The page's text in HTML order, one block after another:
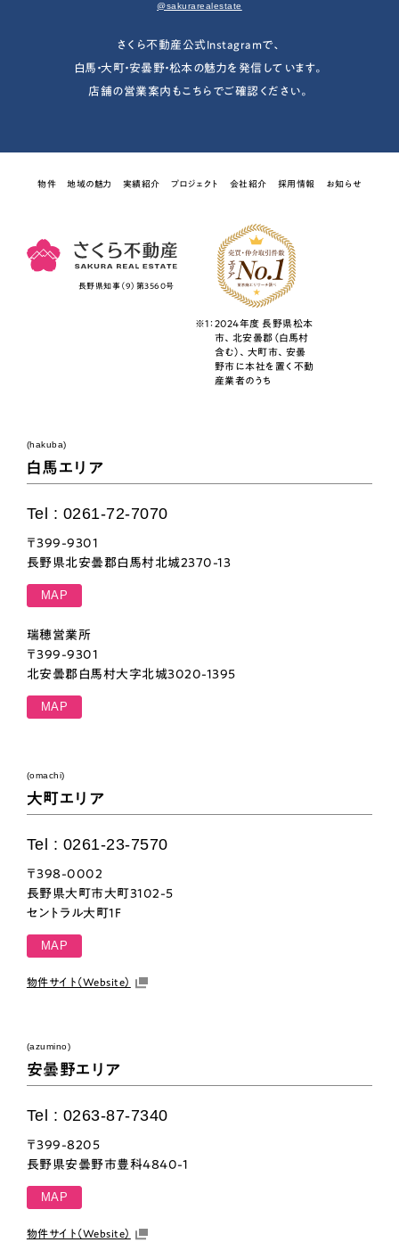
@sakurarealestate
さくら不動産公式Instagramで、
白馬・大町・安曇野・松本の魅力を発信しています。
店舗の営業案内もこちらでご確認ください。
物件 地域の魅力 実績紹介 プロジェクト 会社紹介 採用情報 お知らせ
長野県知事（9）第3560号
※1：2024年度 長野県松本
市、北安曇郡（白馬村
含む）、大町市、安曇
野市に本社を置く不動
産業者のうち
(hakuba)
白馬エリア
Tel : 0261-72-7070
〒399-9301
長野県北安曇郡白馬村北城2370-13
MAP
瑞穂営業所
〒399-9301
北安曇郡白馬村大字北城3020-1395
MAP
(omachi)
大町エリア
Tel : 0261-23-7570
〒398-0002
長野県大町市大町3102-5
セントラル大町1F
MAP
物件サイト（Website）
(azumino)
安曇野エリア
Tel : 0263-87-7340
〒399-8205
長野県安曇野市豊科4840-1
MAP
物件サイト（Website）